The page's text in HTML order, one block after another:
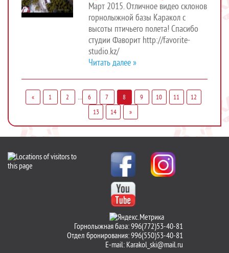
Март 2015. Отличное видео склонов
горнолыжной базы Каракол с
высоты птичьего полета! Спасибо
студии Фаворит http://favorite-
studio.kz/
Читать далее »
« 1 2 ... 6 7 8 9 10 11 12
13 14 »
Горнолыжная база: 996(772)53-40-81
Отдел бронирования: 996(550)53-40-81
E-mail: Karakol_ski@mail.ru